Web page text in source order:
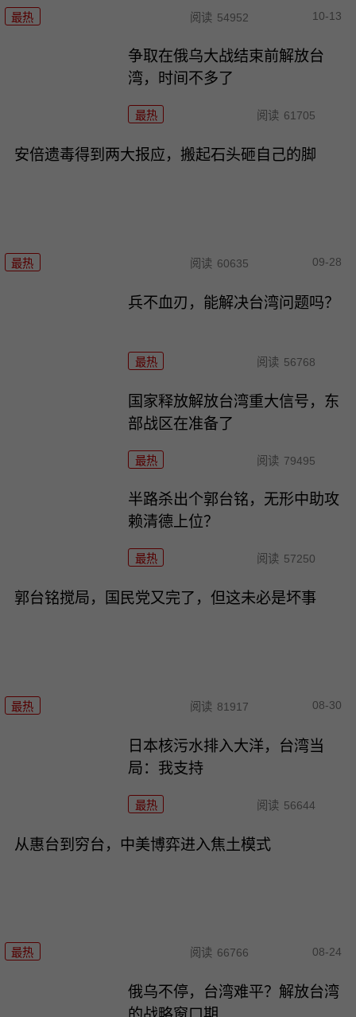
最热 阅读 54952 10-13
争取在俄乌大战结束前解放台
湾，时间不多了
最热 阅读 61705
安倍遗毒得到两大报应，搬起石头砸自己的脚
最热 阅读 60635 09-28
兵不血刃，能解决台湾问题吗？
最热 阅读 56768
国家释放解放台湾重大信号，东
部战区在准备了
最热 阅读 79495
半路杀出个郭台铭，无形中助攻
赖清德上位？
最热 阅读 57250
郭台铭搅局，国民党又完了，但这未必是坏事
最热 阅读 81917 08-30
日本核污水排入大洋，台湾当
局：我支持
最热 阅读 56644
从惠台到穷台，中美博弈进入焦土模式
最热 阅读 66766 08-24
俄乌不停，台湾难平？解放台湾